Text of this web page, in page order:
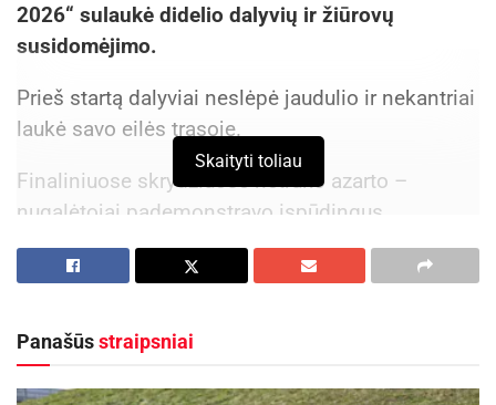
2026“ sulaukė didelio dalyvių ir žiūrovų
susidomėjimo.
Prieš startą dalyviai neslėpė jaudulio ir nekantriai
laukė savo eilės trasoje.
Finaliniuose skrydžiuose netrūko azarto –
nugalėtojai pademonstravo įspūdingus
rezultatus, o trys greičiausiai trasą savo amžiaus
grupėje įveikę dalyviai savo pasiekimais
Aktualios
Skaityti toliau
Panašūsstraipsniai